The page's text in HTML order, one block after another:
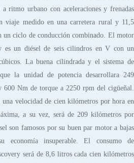
ritmo urbano con aceleraciones y frenadas
viaje medido en una carretera rural y 11,5
un ciclo de conducción combinado. El motor
es un diésel de seis cilindros en V con un
La buena cilindrada y el sistema de
la unidad de potencia desarrollara 249
600 Nm de torque a 2250 rpm del cigüeñal.
velocidad de cien kilómetros por hora en
a su vez, será de 209 kilómetros por
son famosos por su buen par motor a bajas
economía insuperable. El consumo de
será de 8,6 litros cada cien kilómetros